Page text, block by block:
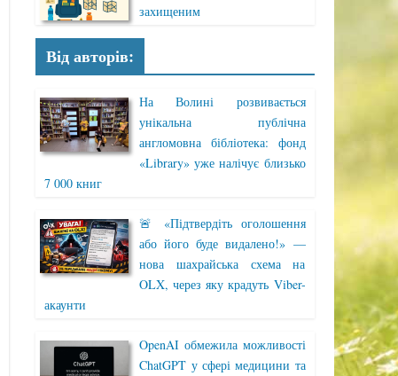
захищеним
Від авторів:
На Волині розвивається
унікальна публічна
англомовна бібліотека: фонд
«Library» уже налічує близько
7 000 книг
🚨 «Підтвердіть оголошення
або його буде видалено!» —
нова шахрайська схема на
OLX, через яку крадуть Viber-
акаунти
OpenAI обмежила можливості
ChatGPT у сфері медицини та